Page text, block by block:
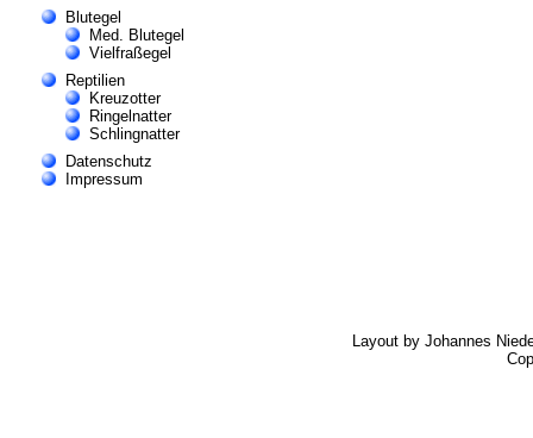
Blutegel
Med. Blutegel
Vielfraßegel
Reptilien
Kreuzotter
Ringelnatter
Schlingnatter
Datenschutz
Impressum
Layout by Johannes